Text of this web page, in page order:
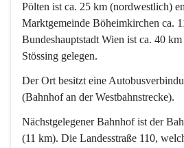
Pölten ist ca. 25 km (nordwestlich)
Marktgemeinde Böheimkirchen ca.
Bundeshauptstadt Wien ist ca. 40
Stössing gelegen.
Der Ort besitzt eine
(Bahnhof an der Westbahnstrecke).
Nächstgelegener Bahnhof ist der
(11 km). Die Landesstraße 110,